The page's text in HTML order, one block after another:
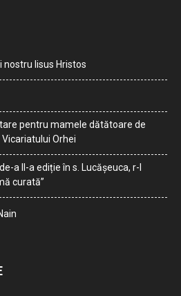
nostru Iisus Hristos
pentru mamele dătătoare de
Orhei
a II-a ediție în s. Lucășeuca, r-l
curată”